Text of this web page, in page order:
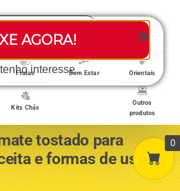
AGORA!
interesse
Toggle
Produtos
Home
empresa
Frutas Bem Estar Orientais
Kits Chás
Outros
produtos
tostado para
e formas de usar
0